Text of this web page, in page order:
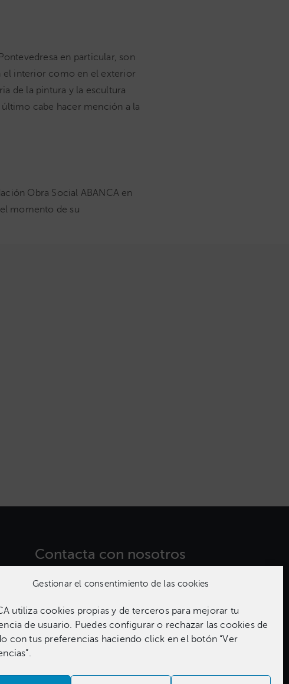
Gestionar el consentimiento de las cookies
utiliza cookies propias y de terceros para mejorar tu
de usuario. Puedes configurar o rechazar las cookies de
con tus preferencias haciendo click en el botón “Ver
en particular, son
el interior como en el exterior
de la pintura y la escultura
cabe hacer mención a la
Obra Social ABANCA en
momento de su
Contacta con nosotros​
981 186 331
de Autor